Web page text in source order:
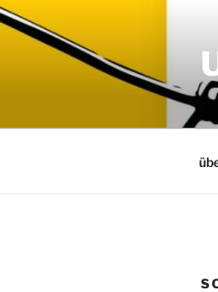
Zum
Inhalt
springen